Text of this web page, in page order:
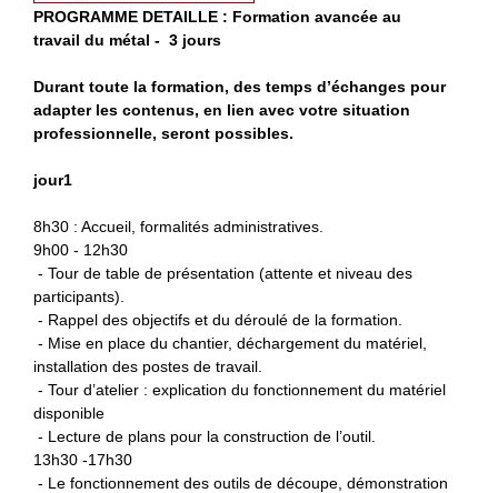
PROGRAMME DETAILLE : Formation avancée au
travail du métal - 3 jours
Durant toute la formation, des temps d’échanges pour
adapter les contenus, en lien avec votre situation
professionnelle, seront possibles.
jour1
8h30 : Accueil, formalités administratives.
9h00 - 12h30
- Tour de table de présentation (attente et niveau des
participants).
- Rappel des objectifs et du déroulé de la formation.
- Mise en place du chantier, déchargement du matériel,
installation des postes de travail.
- Tour d’atelier : explication du fonctionnement du matériel
disponible
- Lecture de plans pour la construction de l’outil.
13h30 -17h30
- Le fonctionnement des outils de découpe, démonstration